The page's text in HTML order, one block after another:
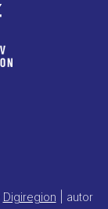
Digiregion | autor